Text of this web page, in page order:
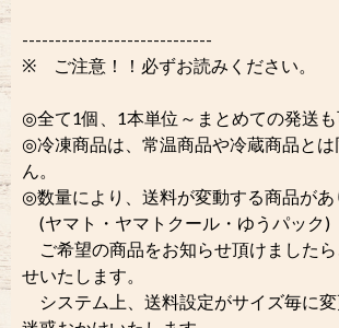
-----------------------------
※ ご注意！！必ずお読みください。
◎全て1個、1本単位～まとめての発送も
◎冷凍商品は、常温商品や冷蔵商品と
ん。
◎数量により、送料が変動する商品があ
(ヤマト・ヤマトクール・ゆうパック)
ご希望の商品をお知らせ頂けました
せいたします。
システム上、送料設定がサイズ毎に